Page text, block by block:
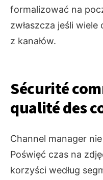
formalizować na
zwłaszcza jeśli
z kanałów.
Sécurité
qualité des
Channel manager
Poświęć czas na
korzyści według